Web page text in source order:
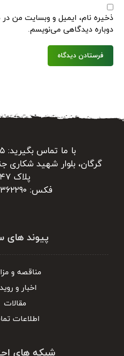
ذخیره نام، ایمیل و وبسایت من در
دوباره دیدگاهی می‌نویسم.
فرستادن دیدگاه
با ما تماس بگیرید: ۰۱۷۳۲۳۲۸۰۹۵
گرگان، بلوار شهید شکاری
پلاک ۴۷
فکس: ۰۱۷۳۲۳۶۲۲۹۰
پیوند های
مناقصه و
اخبار و
مقالات
اطلاعات
شبکه های